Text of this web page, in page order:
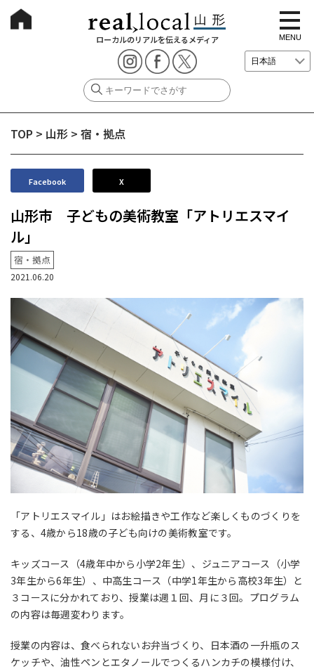
ローカルのリアルを伝えるメディア
t
o
g
g
e
i
i
MENU
TOP > 山形 > 宿・拠点
Facebook X
山形市 子どもの美術教室「アトリエスマイ
ル」
宿・拠点
2021.06.20
「アトリエスマイル」はお絵描きや工作など楽しくものづくりを
する、4歳から18歳の子ども向けの美術教室です。
キッズコース（4歳年中から小学2年生）、ジュニアコース（小学
3年生から6年生）、中高生コース（中学1年生から高校3年生）と
３コースに分かれており、授業は週１回、月に３回。プログラム
の内容は毎週変わります。
授業の内容は、食べられないお弁当づくり、日本酒の一升瓶のス
ケッチや、油性ペンとエタノールでつくるハンカチの模様付け、